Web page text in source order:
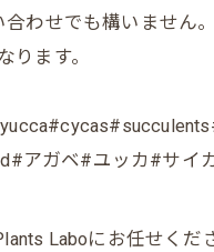
わせでも構いません。
ります。
アガベ#ユッカ#サ
Laboにお任せく